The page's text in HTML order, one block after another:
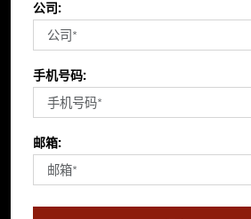
公司:
手机号码:
邮箱: